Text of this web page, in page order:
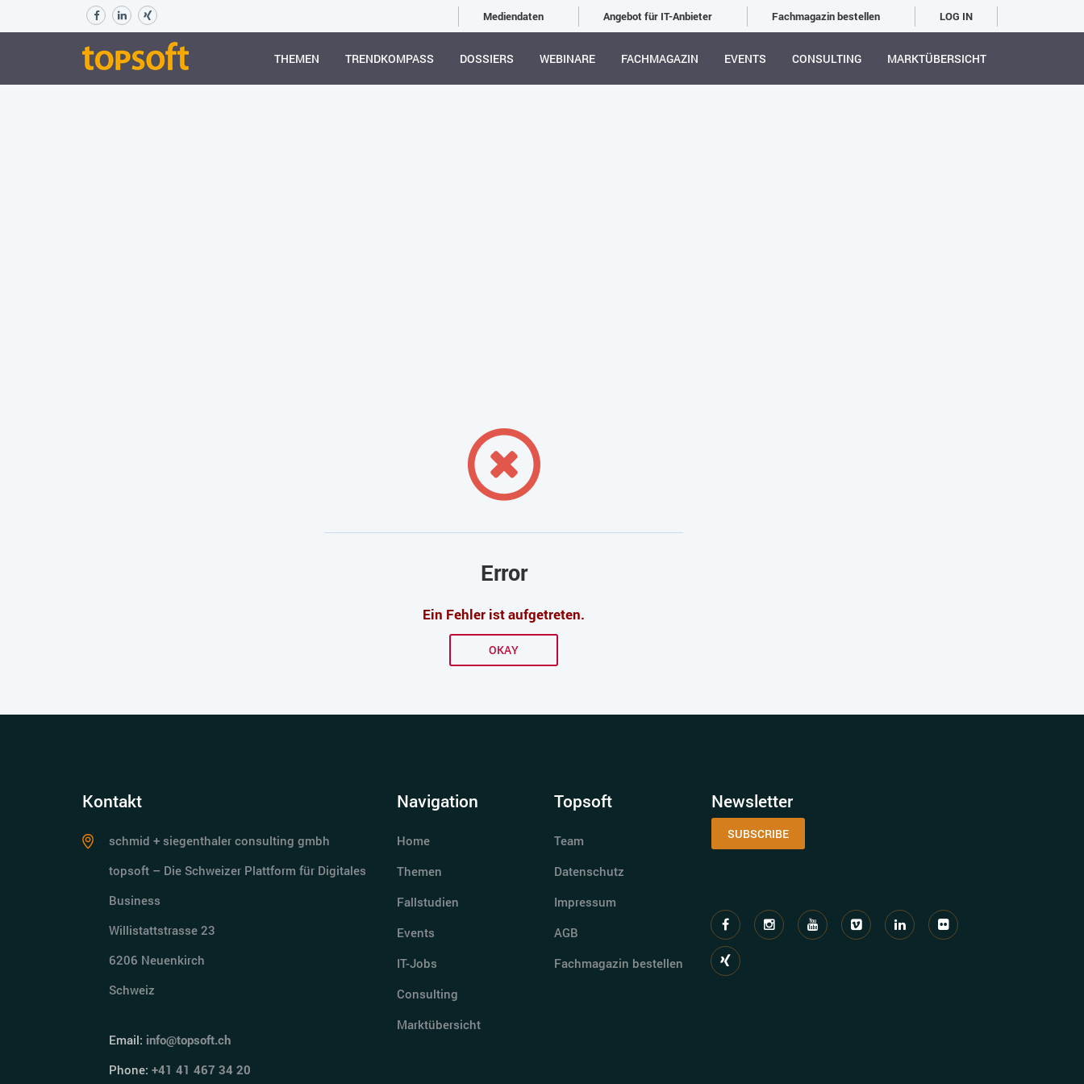
Mediendaten Angebot für IT-Anbieter Fachmagazin bestellen LOG IN
THEMEN TRENDKOMPASS DOSSIERS WEBINARE FACHMAGAZIN EVENTS CONSULTING MARKTÜBERSICHT
Error
Ein Fehler ist aufgetreten.
OKAY
Kontakt
schmid + siegenthaler consulting gmbh
topsoft – Die Schweizer Plattform für Digitales
Business
Willistattstrasse 23
6206 Neuenkirch
Schweiz
Email: info@topsoft.ch
Phone: +41 41 467 34 20
Navigation
Home
Themen
Fallstudien
Events
IT-Jobs
Consulting
Marktübersicht
Topsoft
Team
Datenschutz
Impressum
AGB
Fachmagazin bestellen
Newsletter
SUBSCRIBE